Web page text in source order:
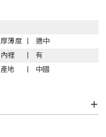
厚薄度
適中
內裡
有
產地 中國